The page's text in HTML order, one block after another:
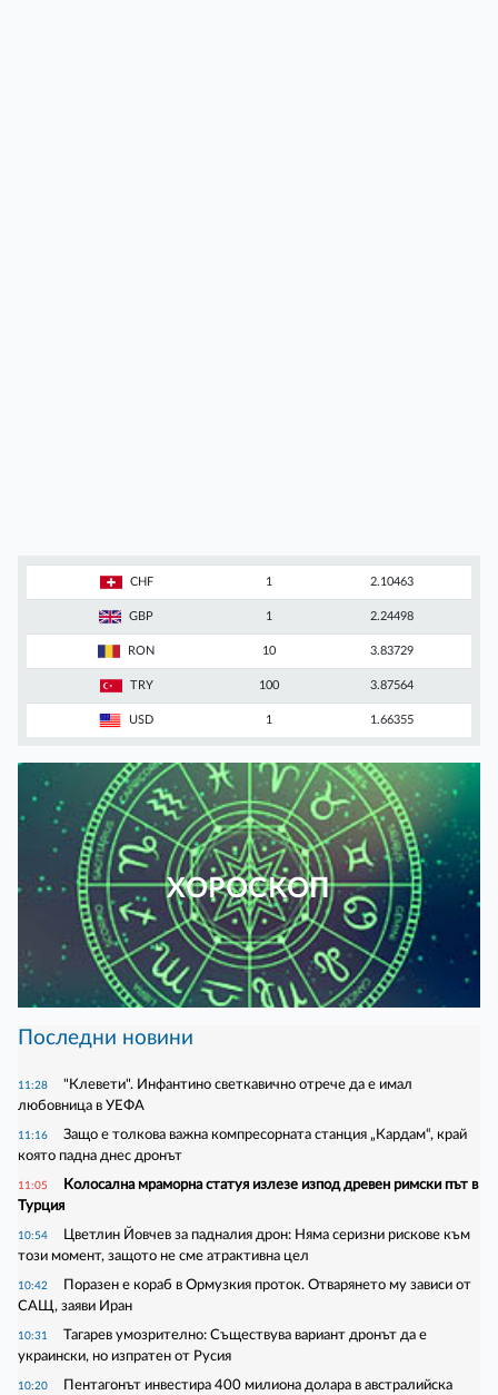
CHF 1 2.10463
GBP 1 2.24498
RON 10 3.83729
TRY 100 3.87564
USD 1 1.66355
ХОРОСКОП
Последни новини
11:28
"Клевети". Инфантино светкавично отрече да е имал
любовница в УЕФА
11:16
Защо е толкова важна компресорната станция „Кардам“, край
която падна днес дронът
11:05
Колосална мраморна статуя излезе изпод древен римски път в
Турция
10:54
Цветлин Йовчев за падналия дрон: Няма серизни рискове към
този момент, защото не сме атрактивна цел
10:42
Поразен е кораб в Ормузкия проток. Отварянето му зависи от
САЩ, заяви Иран
10:31
Тагарев умозрително: Съществува вариант дронът да е
украински, но изпратен от Русия
10:20 Пентагонът инвестира 400 милиона долара в австралийска